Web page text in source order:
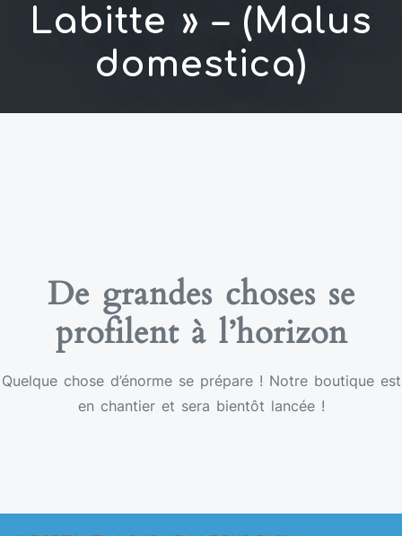
Labitte » – (Malus
domestica)
De grandes choses se
profilent à l’horizon
Quelque chose d’énorme se prépare ! Notre boutique est
en chantier et sera bientôt lancée !